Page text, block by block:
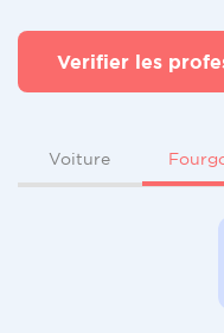
Verifier les
Voiture